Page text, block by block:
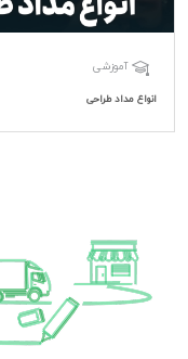
آموزشی
انواع مداد طراحی